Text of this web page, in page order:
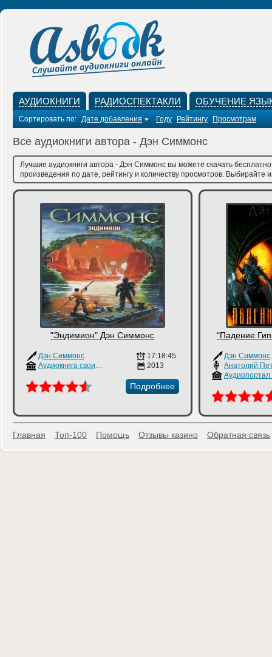
АУДИОКНИГИ РАДИОСПЕКТАКЛИ ОБУЧЕНИЕ
Сортировать по: Дате добавления Году Рейтингу Просмотрам
Все аудиокниги автора - Дэн Симмонс
Лучшие аудиокниги автора - Дэн Симмонс вы можете скачать
произведения по дате, рейтингу и количеству просмотров. Выбирайте
"Эндимион" Дэн Симмонс
Дэн Симмонс
Аудиокнига своими руками
17:18:45
2013
Подробнее
"Падение
Дэн Симмонс
Главная Топ-100 Помощь Отзывы казино Обратная связь